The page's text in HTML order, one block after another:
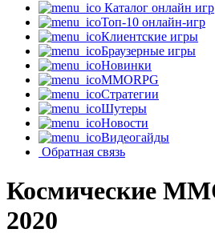
Каталог онлайн игр
Топ-10 онлайн-игр
Клиентские игры
Браузерные игры
Новинки
MMORPG
Стратегии
Шутеры
Новости
Видеогайды
Обратная связь
Космические
2020